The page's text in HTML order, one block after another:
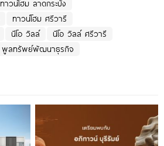
ทาวน์โฮม ลาดกระบัง
ทาวน์โฮม ศรีวารี
นีโอ วิลล์
นีโอ วิลล์ ศรีวารี
พูลทรัพย์พัฒนาธุรกิจ